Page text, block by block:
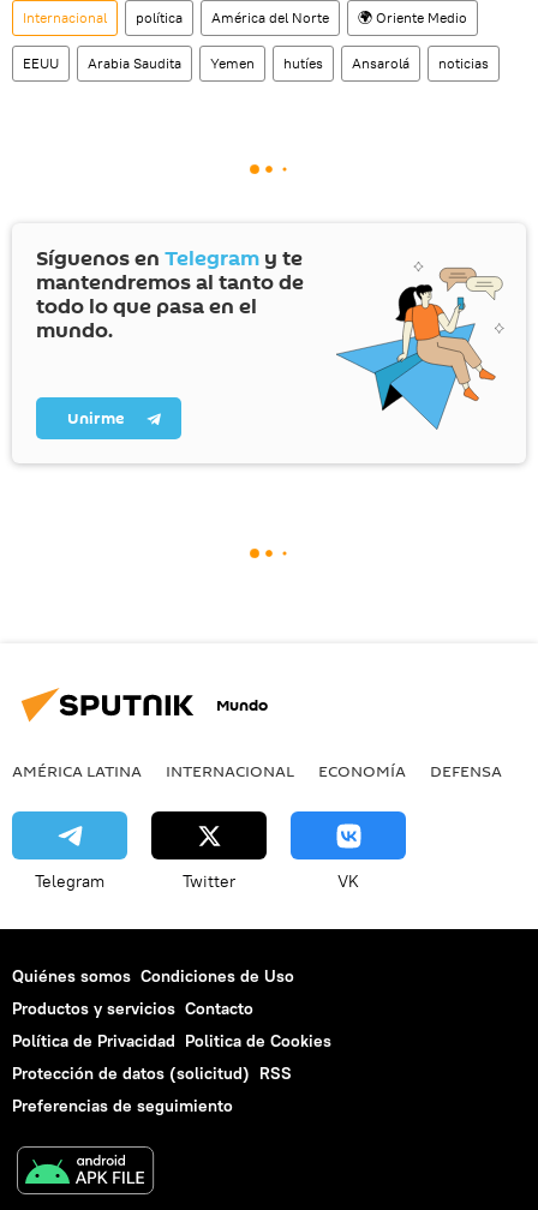
Internacional política América del Norte 🌍 Oriente Medio
EEUU Arabia Saudita Yemen hutíes Ansarolá noticias
Síguenos en Telegram y te
mantendremos al tanto de
todo lo que pasa en el
mundo.
Unirme
Mundo
AMÉRICA LATINA INTERNACIONAL ECONOMÍA DEFENSA
Telegram Twitter VK
Quiénes somos Condiciones de Uso
Productos y servicios Contacto
Política de Privacidad Politica de Cookies
Protección de datos (solicitud) RSS
Preferencias de seguimiento